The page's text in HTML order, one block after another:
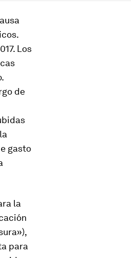
Los
de
gasto
la
para